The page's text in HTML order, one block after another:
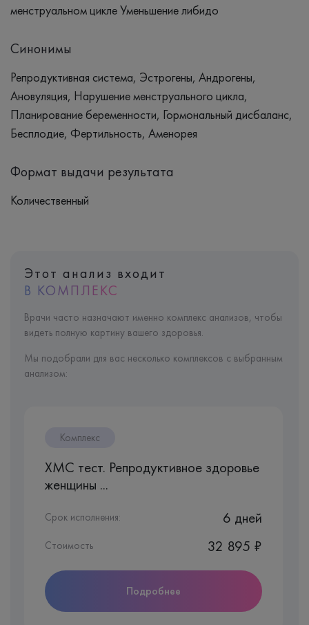
менструальном цикле Уменьшение либидо
Синонимы
Репродуктивная система, Эстрогены, Андрогены,
Ановуляция, Нарушение менструального цикла,
Планирование беременности, Гормональный дисбаланс,
Бесплодие, Фертильность, Аменорея
Формат выдачи результата
Количественный
Этот анализ входит
В КОМПЛЕКС
Врачи часто назначают именно комплекс анализов, чтобы
видеть полную картину вашего здоровья.
Мы подобрали для вас несколько комплексов с выбранным
анализом:
Комплекс
ХМС тест. Репродуктивное здоровье
женщины ...
Срок исполнения: 6 дней
Стоимость 32 895 ₽
Подробнее